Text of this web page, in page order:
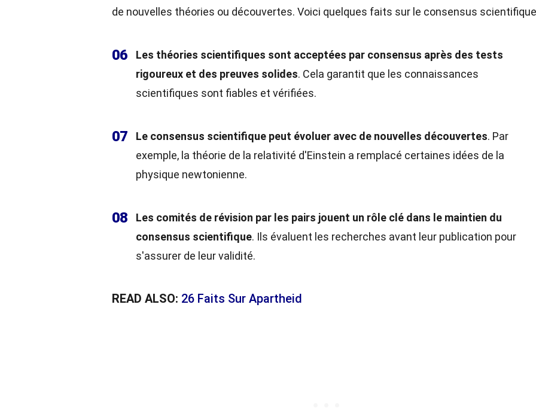
de nouvelles théories ou découvertes. Voici quelques faits sur le consensus
06
Les théories scientifiques sont acceptées par consensus après des tests
rigoureux et des preuves solides. Cela garantit que les connaissances
scientifiques sont fiables et vérifiées.
07 Le consensus scientifique peut évoluer avec de nouvelles découvertes. Par
exemple, la théorie de la relativité d'Einstein a remplacé certaines idées de la
physique newtonienne.
08
Les comités de révision par les pairs jouent un rôle clé dans le maintien du
consensus scientifique. Ils évaluent les recherches avant leur publication pour
s'assurer de leur validité.
READ ALSO: 26 Faits Sur Apartheid